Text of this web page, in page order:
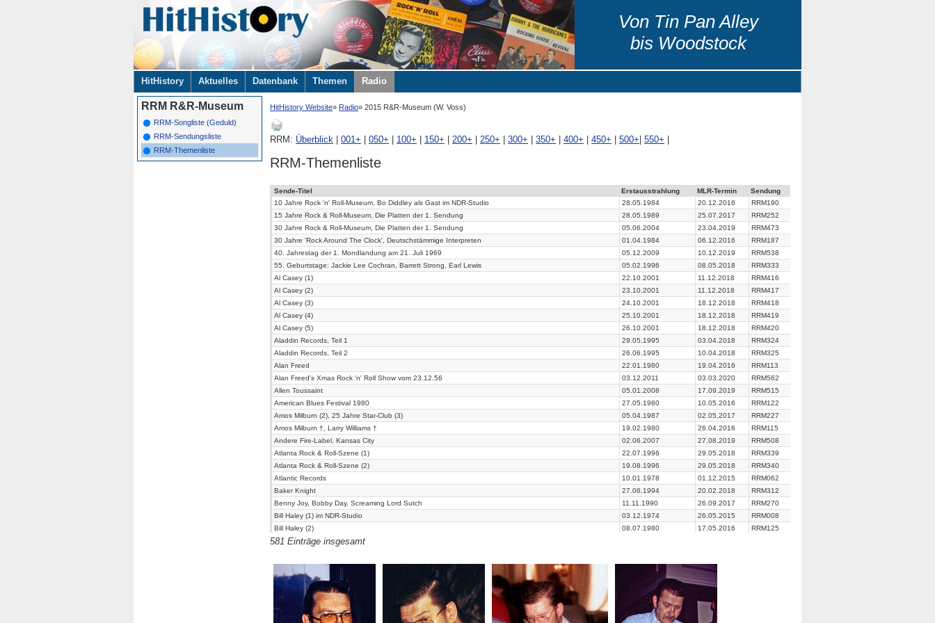
Von Tin Pan Alley
bis Woodstock
Navigation
überspringen
HitHistory Aktuelles Datenbank Themen Radio
HitHistory Website Radio 2015 R&R-Museum (W. Voss)
RRM: Überblick 001+ 050+ 100+ 150+ 200+ 250+ 300+ 350+ 400+ 450+ 500+ 550+
RRM-Themenliste
Sende-Titel Erstausstrahlung MLR-Termin
Sendung
10 Jahre Rock 'n' Roll-Museum, Bo Diddley als Gast im NDR-Studio
28.05.1984 20.12.2016
RRM190
15 Jahre Rock & Roll-Museum, Die Platten der 1. Sendung
28.05.1989 25.07.2017
RRM252
30 Jahre Rock & Roll-Museum, Die Platten der 1. Sendung
05.06.2004 23.04.2019
RRM473
30 Jahre 'Rock Around The Clock', Deutschstämmige Interpreten
01.04.1984 06.12.2016
RRM187
40. Jahrestag der 1. Mondlandung am 21. Juli 1969
05.12.2009 10.12.2019
RRM538
55. Geburtstage: Jackie Lee Cochran, Barrett Strong, Earl Lewis
05.02.1996 08.05.2018
RRM333
Al Casey (1)
22.10.2001 11.12.2018
RRM416
Al Casey (2)
23.10.2001 11.12.2018
RRM417
Al Casey (3)
24.10.2001 18.12.2018
RRM418
Al Casey (4)
25.10.2001 18.12.2018
RRM419
Al Casey (5)
26.10.2001 18.12.2018
RRM420
Aladdin Records, Teil 1
29.05.1995 03.04.2018
RRM324
Aladdin Records, Teil 2
26.06.1995 10.04.2018
RRM325
Alan Freed
22.01.1980 19.04.2016
RRM113
Alan Freed's Xmas Rock 'n' Roll Show vom 23.12.56
03.12.2011 03.03.2020
RRM562
Allen Toussaint
05.01.2008 17.09.2019
RRM515
American Blues Festival 1980
27.05.1980 10.05.2016
RRM122
Amos Milburn (2), 25 Jahre Star-Club (3)
05.04.1987 02.05.2017
RRM227
Amos Milburn †, Larry Williams †
19.02.1980 26.04.2016
RRM115
Andere Fire-Label, Kansas City
02.06.2007 27.08.2019
RRM508
Atlanta Rock & Roll-Szene (1)
22.07.1996 29.05.2018
RRM339
Atlanta Rock & Roll-Szene (2)
19.08.1996 29.05.2018
RRM340
Atlantic Records
10.01.1978 01.12.2015
RRM062
Baker Knight
27.06.1994 20.02.2018
RRM312
Benny Joy, Bobby Day, Screaming Lord Sutch
11.11.1990 26.09.2017
RRM270
Bill Haley (1) im NDR-Studio
03.12.1974 26.05.2015
RRM008
Bill Haley (2)
08.07.1980 17.05.2016
RRM125
Bill Haley (4)
Billboard-Besprechung von Neuerscheinungen (2)
11.12.1995 01.05.2018
Billboard-Besprechung von Neuerscheinungen (3), 18. August 1958
Billboard-Besprechung von Neuerscheinungen (4), 4. November 1957
03.11.2007
Billboard-Besprechungen vom Mai 1956
07.05.2011 04.02.2020
Billy Fury
11.04.1983 25.10.2016
581 Einträge insgesamt
RRM R&R-Museum
RRM-Songliste (Geduld)
RRM-Sendungsliste
RRM-Themenliste